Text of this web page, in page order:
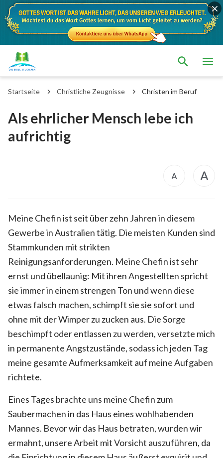
Startseite Christliche Zeugnisse Christen im Beruf
Als ehrlicher Mensch lebe ich
aufrichtig
Meine Chefin ist seit über zehn Jahren in diesem
Gewerbe in Australien tätig. Die meisten Kunden sind
Stammkunden mit strikten
Reinigungsanforderungen. Meine Chefin ist sehr
ernst und übellaunig: Mit ihren Angestellten spricht
sie immer in einem strengen Ton und wenn diese
etwas falsch machen, schimpft sie sie sofort und
ohne mit der Wimper zu zucken aus. Die Sorge
beschimpft oder entlassen zu werden, versetzte mich
in permanente Angstzustände, sodass ich jeden Tag
meine gesamte Aufmerksamkeit auf meine Aufgaben
richtete.
Eines Tages brachte uns meine Chefin zum
Saubermachen in das Haus eines wohlhabenden
Mannes. Bevor wir das Haus betraten, wurden wir
ermahnt, unsere Arbeit mit Vorsicht auszuführen, da